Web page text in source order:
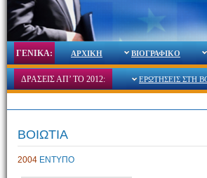
ΓΕΝΙΚΑ: ΑΡΧΙΚΗ ΒΙΟΓΡΑΦΙΚΟ
ΔΡΑΣΕΙΣ ΑΠ’ ΤΟ 2012: ΕΡΩΤΗΣΕΙΣ ΣΤΗ
ΒΟΙΩΤΙΑ
2004 ΕΝΤΥΠΟ